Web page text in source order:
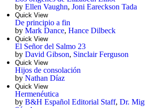
by Ellen Vaughn, Joni Eareckson Tada
Quick View
De principio a fin
by Mark Dance, Hance Dilbeck
Quick View
El Señor del Salmo 23
by David Gibson, Sinclair Ferguson
Quick View
Hijos de consolación
by Nathan Díaz
Quick View
Hermenéutica
by B&H Español Editorial Staff, Dr.